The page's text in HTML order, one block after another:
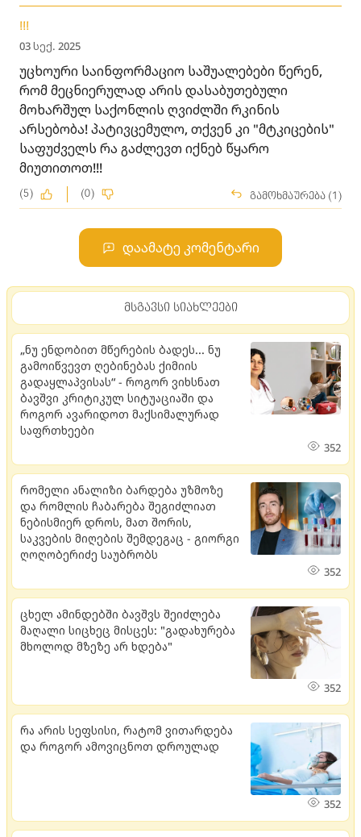
!!!
03 სექ. 2025
უცხოური საინფორმაციო საშუალებები წერენ,
რომ მეცნიერულად არის დასაბუთებული
მოხარშულ საქონლის ღვიძლში რკინის
არსებობა! პატივცემულო, თქვენ კი "მტკიცების"
საფუძველს რა გაძლევთ იქნებ წყარო
მიუთითოთ!!!
(5) (0) გამოხმაურება (1)
დაამატე კომენტარი
მსგავსი სიახლეები
„ნუ ენდობით მწერების ბადეს... ნუ
გამოიწვევთ ღებინებას ქიმიის
გადაყლაპვისას“ - როგორ ვიხსნათ
ბავშვი კრიტიკულ სიტუაციაში და
როგორ ავარიდოთ მაქსიმალურად
საფრთხეები
352
რომელი ანალიზი ბარდება უზმოზე
და რომლის ჩაბარება შეგიძლიათ
ნებისმიერ დროს, მათ შორის,
საკვების მიღების შემდეგაც - გიორგი
ღოღობერიძე საუბრობს
352
ცხელ ამინდებში ბავშვს შეიძლება
მაღალი სიცხეც მისცეს: "გადახურება
მხოლოდ მზეზე არ ხდება"
352
რა არის სეფსისი, რატომ ვითარდება
და როგორ ამოვიცნოთ დროულად
352